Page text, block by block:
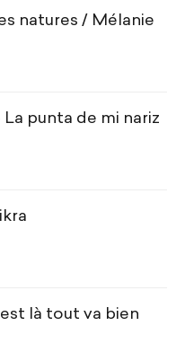
natures / Mélanie
punta de mi nariz
là tout va bien